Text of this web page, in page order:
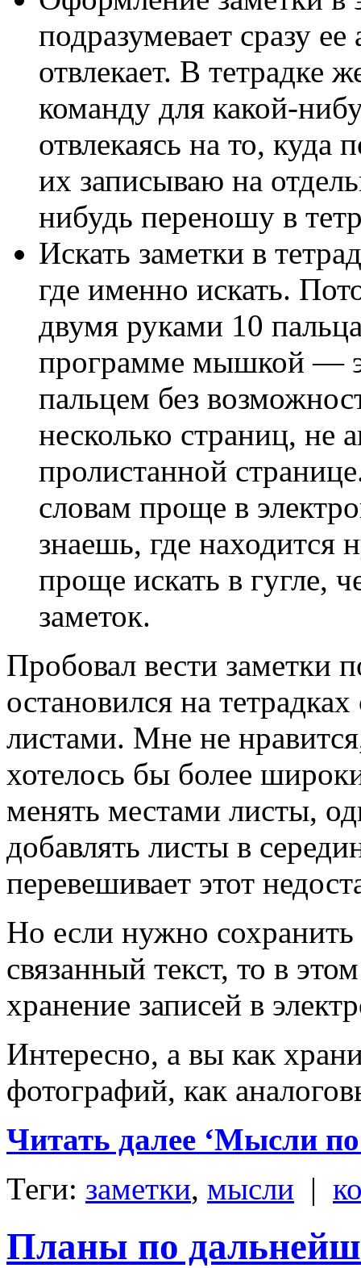
подразумевает сразу
отвлекает. В тетрадке
команду для какой-
отвлекаясь на то, куда
их записываю на
нибудь переношу в
Искать заметки в
где именно искать.
двумя руками 10
программе мышкой —
пальцем без
несколько страниц, не
пролистанной
словам проще в
знаешь, где находится
проще искать в гугле,
заметок.
Пробовал вести заметки
остановился на
листами. Мне не
хотелось бы более
менять местами листы,
добавлять листы в
перевешивает этот
Но если нужно
связанный текст, то в
хранение записей в
Интересно, а вы как
фотографий, как
Читать далее ‘Мысли по
Теги: заметки, мысли |
Планы по